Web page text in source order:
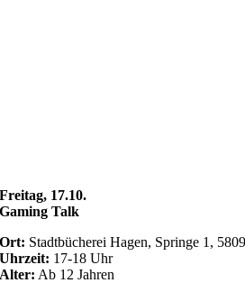
Freitag, 17.10.
Gaming Talk
Ort: Stadtbücherei Hagen, Springe 1,
Uhrzeit: 17-18 Uhr
Alter: Ab 12 Jahren